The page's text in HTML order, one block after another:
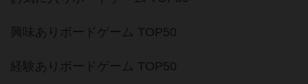
興味ありボードゲーム TOP50
経験ありボードゲーム TOP50